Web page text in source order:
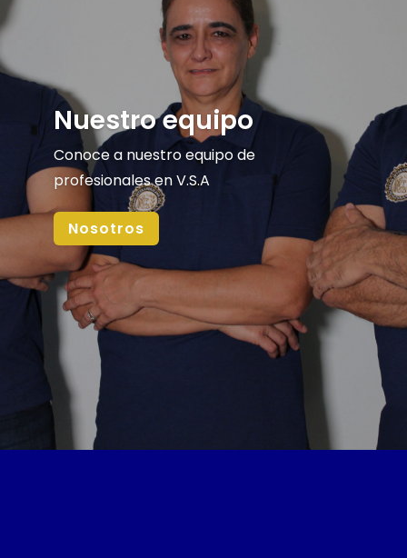
Nuestro equipo
Conoce a nuestro equipo de
profesionales en V.S.A
Nosotros